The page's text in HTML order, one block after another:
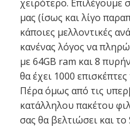
χειρότερο. Επιλέγουμε
μας (ίσως και λίγο
κάποιες μελλοντικές
κανένας λόγος να
με 64GB ram και 8
θα έχει 1000
Πέρα όμως από τις
κατάλληλου πακέτου
σας θα βελτιώσει και το